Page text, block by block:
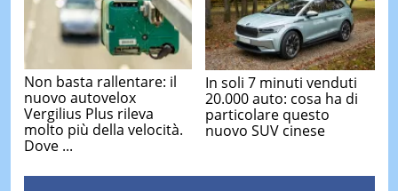
Non basta rallentare: il
nuovo autovelox
Vergilius Plus rileva
molto più della velocità.
Dove ...
In soli 7 minuti venduti
20.000 auto: cosa ha di
particolare questo
nuovo SUV cinese